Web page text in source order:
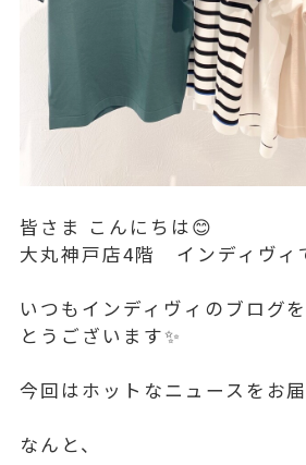
皆さま こんにちは😊
大丸神戸店4階 インディヴィ
いつもインディヴィのブログ
とうございます✨
今回はホットなニュースをお
なんと、